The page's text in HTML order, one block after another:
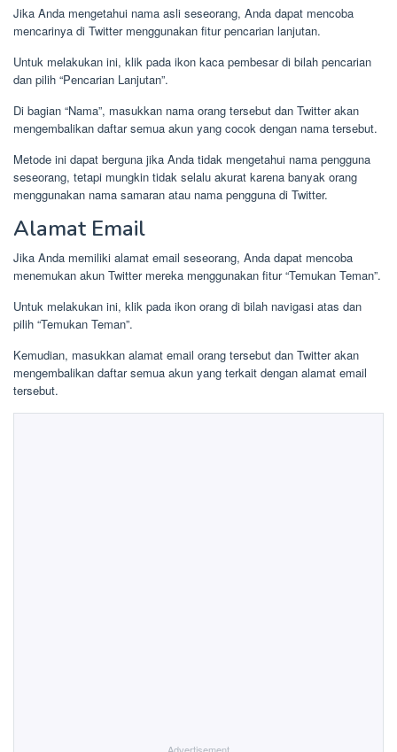
Jika Anda mengetahui nama asli seseorang, Anda dapat mencoba
mencarinya di Twitter menggunakan fitur pencarian lanjutan.
Untuk melakukan ini, klik pada ikon kaca pembesar di bilah pencarian
dan pilih “Pencarian Lanjutan”.
Di bagian “Nama”, masukkan nama orang tersebut dan Twitter akan
mengembalikan daftar semua akun yang cocok dengan nama tersebut.
Metode ini dapat berguna jika Anda tidak mengetahui nama pengguna
seseorang, tetapi mungkin tidak selalu akurat karena banyak orang
menggunakan nama samaran atau nama pengguna di Twitter.
Alamat Email
Jika Anda memiliki alamat email seseorang, Anda dapat mencoba
menemukan akun Twitter mereka menggunakan fitur “Temukan Teman”.
Untuk melakukan ini, klik pada ikon orang di bilah navigasi atas dan
pilih “Temukan Teman”.
Kemudian, masukkan alamat email orang tersebut dan Twitter akan
mengembalikan daftar semua akun yang terkait dengan alamat email
tersebut.